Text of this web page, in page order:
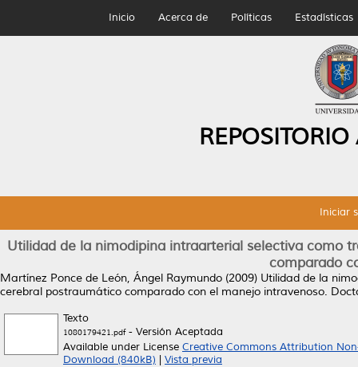
Inicio Acerca de Políticas Estadísticas
Iniciar
Utilidad de la nimodipina intraarterial selectiva como
comparado
Martínez Ponce de León, Ángel Raymundo (2009) Utilidad de la
cerebral postraumático comparado con el manejo intravenoso.
Texto
1080179421.pdf- Versión Aceptada
Available under License Creative Commons Attribution
Download (840kB)
Vista previa